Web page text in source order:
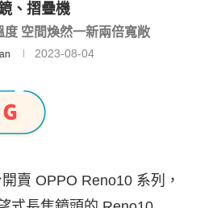
、摺疊機
空間煥然一新兩倍寬敞
2023-08-04
賣 OPPO Reno10 系列，